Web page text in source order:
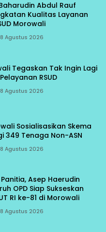
Abdul Rauf
Kualitas Layanan
Morowali
8 Agustus 2026
Tegaskan Tak Ingin Lagi
RSUD
8 Agustus 2026
Sosialisasikan Skema
349 Tenaga Non-ASN
8 Agustus 2026
Asep Haerudin
OPD Siap Sukseskan
RI ke-81 di Morowali
8 Agustus 2026